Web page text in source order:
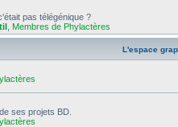
pas télégénique ?
Membres de Phylactères
L'espace
ses projets BD.